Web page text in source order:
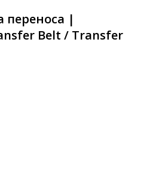
переноса |
Belt / Transfer